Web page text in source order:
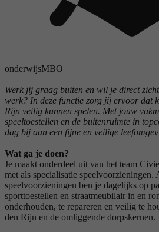
onderwijsMBO
Werk jij graag buiten en wil je direct
werk? In deze functie zorg jij ervoor dat
Rijn veilig kunnen spelen. Met jouw
speeltoestellen en de buitenruimte in
dag bij aan een fijne en veilige
Wat ga je doen?
Je maakt onderdeel uit van het team
met als specialisatie speelvoorzieningen.
speelvoorzieningen ben je dagelijks op
sporttoestellen en straatmeubilair in en
onderhouden, te repareren en veilig te
den Rijn en de omliggende dorpskernen.